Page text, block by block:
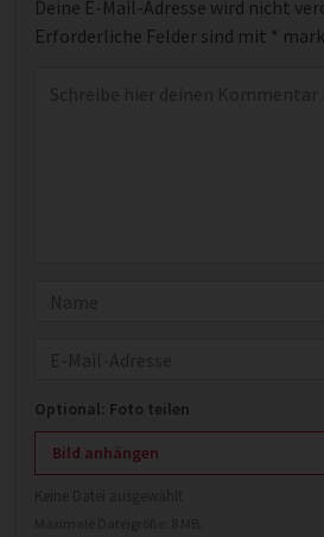
Deine E-Mail-Adresse wird nicht
Erforderliche Felder sind mit *
Optional: Foto teilen
Bild anhängen